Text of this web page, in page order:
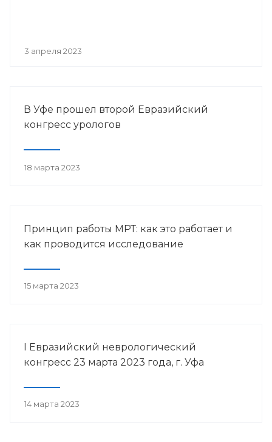
3 апреля 2023
В Уфе прошел второй Евразийский
конгресс урологов
18 марта 2023
Принцип работы МРТ: как это работает и
как проводится исследование
15 марта 2023
I Евразийский неврологический
конгресс 23 марта 2023 года, г. Уфа
14 марта 2023